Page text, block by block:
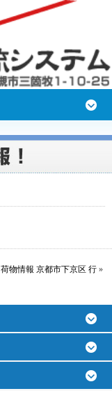
荷物情報 京都市下京区 行 »